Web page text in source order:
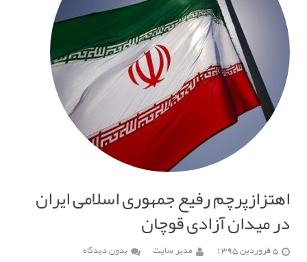
اهتزازپرچم رفیع جمهوری اسلامی ایران
در میدان آزادی قوچان
5 فروردین 1395 مدیر سایت بدون دیدگاه